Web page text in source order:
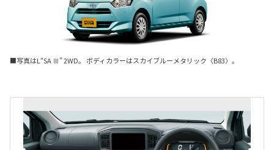
■写真はL“SA Ⅲ” 2WD。 ボディカラーはスカイブルーメタリック〈B83〉。